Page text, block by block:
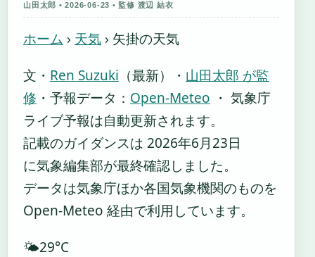
山田太郎 • 2026-06-23 • 監修 渡辺 結衣
ホーム › 天気 › 矢掛の天気
文・ Ren Suzuki （最新） ・ 山田太郎 が監
修 ・ 予報データ： Open-Meteo ・ 気象庁
ライブ予報は自動更新されます。
記載のガイダンスは 2026年6月23日
に気象編集部が最終確認しました。
データは気象庁ほか各国気象機関のものを
Open-Meteo 経由で利用しています。
🌤️29°C